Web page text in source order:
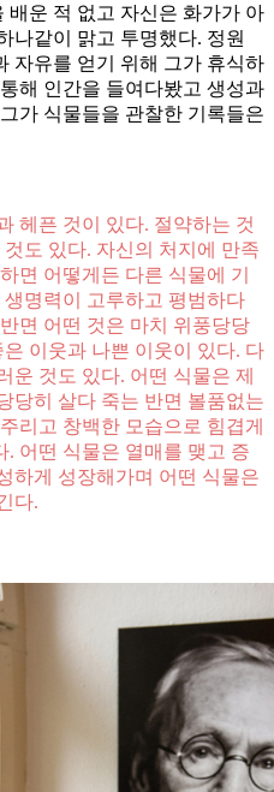
배운 적 없고 자신은 화가가 아
나같이 맑고 투명했다. 정원
자유를 얻기 위해 그가 휴식하
해 인간을 들여다봤고 생성과
가 식물들을 관찰한 기록들은
헤픈 것이 있다. 절약하는 것
도 있다. 자신의 처지에 만족
면 어떻게든 다른 식물에 기
명력이 고루하고 평범하다
면 어떤 것은 마치 위풍당당
이웃과 나쁜 이웃이 있다. 다
운 것도 있다. 어떤 식물은 제
당히 살다 죽는 반면 볼품없는
리고 창백한 모습으로 힘겹게
어떤 식물은 열매를 맺고 증
하게 성장해가며 어떤 식물은
다.